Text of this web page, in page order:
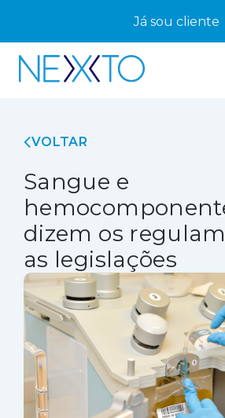
Já sou cliente
VOLTAR
Sangue e
dizem os
as legislações